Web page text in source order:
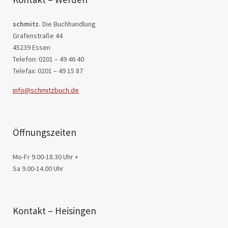
schmitz. Die Buchhandlung
Grafenstraße 44
45239 Essen
Telefon: 0201 – 49 46 40
Telefax: 0201 – 49 15 87
info@schmitzbuch.de
Öffnungszeiten
Mo-Fr 9.00-18.30 Uhr +
Sa 9.00-14.00 Uhr
Kontakt – Heisingen